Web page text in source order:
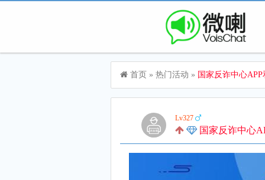
首页 » 热门活动 » 国家反诈中心
Lv327
国家反诈中心